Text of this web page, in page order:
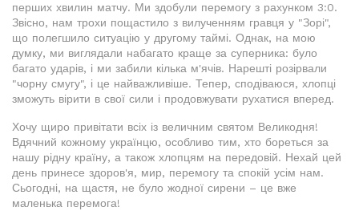
перших хвилин матчу. Ми здобули перемогу з рахунком 3:0.
Звісно, нам трохи пощастило з вилученням гравця у "Зорі",
що полегшило ситуацію у другому таймі. Однак, на мою
думку, ми виглядали набагато краще за суперника: було
багато ударів, і ми забили кілька м'ячів. Нарешті розірвали
"чорну смугу", і це найважливіше. Тепер, сподіваюся, хлопці
зможуть вірити в свої сили і продовжувати рухатися вперед.
Хочу щиро привітати всіх із величним святом Великодня!
Вдячний кожному українцю, особливо тим, хто бореться за
нашу рідну країну, а також хлопцям на передовій. Нехай цей
день принесе здоров'я, мир, перемогу та спокій усім нам.
Сьогодні, на щастя, не було жодної сирени – це вже
маленька перемога!